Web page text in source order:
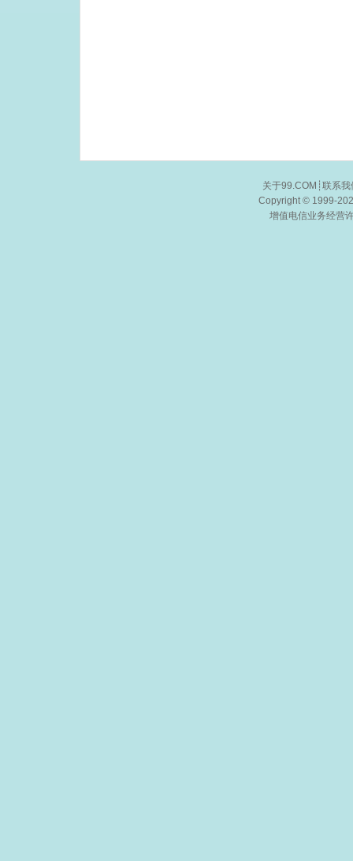
关于99.COM ┊ 联系我
Copyright © 1999-
增值电信业务经营